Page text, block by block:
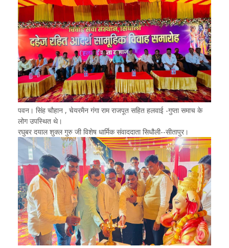
पवन। सिंह चौहान , चेयरमैन गंगा राम राजपूत सहित हलवाई -गुप्ता समाच के
लोग उपस्थित थे।
रघुबर दयाल शुक्ल गुरु जी विशेष धार्मिक संवाददाता सिधौली--सीतापुर।